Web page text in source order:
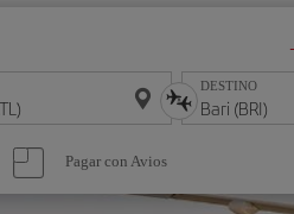
DESTINO
Pagar con Avios